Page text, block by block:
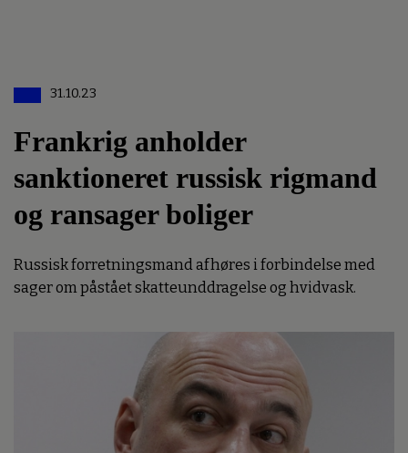
31.10.23
Frankrig anholder
sanktioneret russisk rigmand
og ransager boliger
Russisk forretningsmand afhøres i forbindelse med
sager om påstået skatteunddragelse og hvidvask.